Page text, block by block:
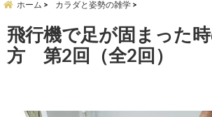
ホーム カラダと姿勢の雑学
飛行機で足が固まった
方 第2回（全2回）